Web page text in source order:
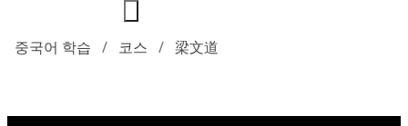
중국어 학습 코스 梁文道